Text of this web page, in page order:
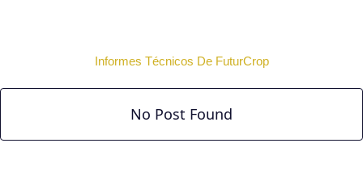
Informes Técnicos De FuturCrop
No Post Found